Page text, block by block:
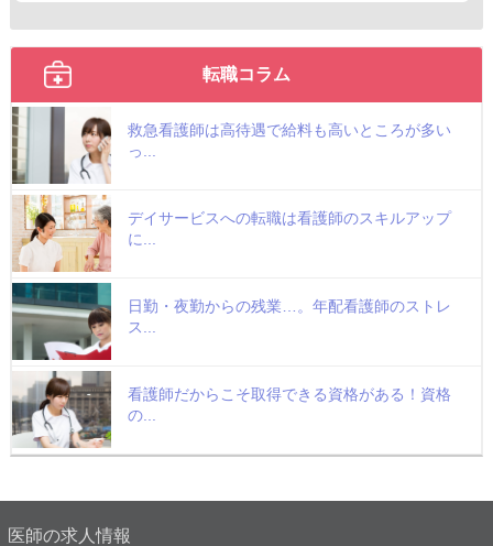
転職コラム
救急看護師は高待遇で給料も高いところが多い
っ...
デイサービスへの転職は看護師のスキルアップ
に...
日勤・夜勤からの残業…。年配看護師のストレ
ス...
看護師だからこそ取得できる資格がある！資格
の...
医師の求人情報